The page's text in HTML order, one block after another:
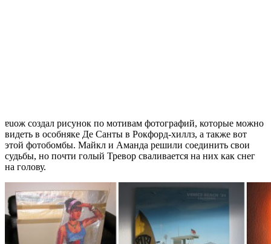
ɐuож создал рисунок по мотивам фотографий, которые можно
видеть в особняке Де Санты в Рокфорд-хиллз, а также вот
этой фотобомбы. Майкл и Аманда решили соединить свои
судьбы, но почти голый Тревор сваливается на них как снег
на голову.